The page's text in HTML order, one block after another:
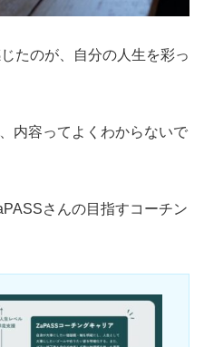
たのが、自分の人生を彩っ
内容ってよくわからないで
さんの目指すコーチン